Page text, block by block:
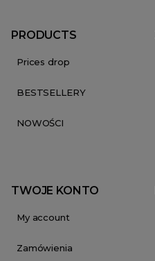
PRODUCTS
Prices drop
BESTSELLERY
NOWOŚCI
TWOJE KONTO
My account
Zamówienia